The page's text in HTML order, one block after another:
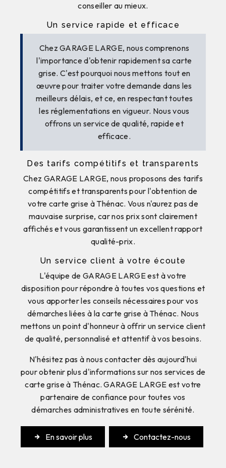
conseiller au mieux.
Un service rapide et efficace
Chez GARAGE LARGE, nous comprenons
l'importance d'obtenir rapidement sa carte
grise. C'est pourquoi nous mettons tout en
œuvre pour traiter votre demande dans les
meilleurs délais, et ce, en respectant toutes
les réglementations en vigueur. Nous vous
offrons un service de qualité, rapide et
efficace.
Des tarifs compétitifs et transparents
Chez GARAGE LARGE, nous proposons des tarifs
compétitifs et transparents pour l'obtention de
votre carte grise à Thénac. Vous n'aurez pas de
mauvaise surprise, car nos prix sont clairement
affichés et vous garantissent un excellent rapport
qualité-prix.
Un service client à votre écoute
L'équipe de GARAGE LARGE est à votre
disposition pour répondre à toutes vos questions et
vous apporter les conseils nécessaires pour vos
démarches liées à la carte grise à Thénac. Nous
mettons un point d'honneur à offrir un service client
de qualité, personnalisé et attentif à vos besoins.
N'hésitez pas à nous contacter dès aujourd'hui
pour obtenir plus d'informations sur nos services de
carte grise à Thénac. GARAGE LARGE est votre
partenaire de confiance pour toutes vos
démarches administratives en toute sérénité.
En savoir plus Contactez-nous